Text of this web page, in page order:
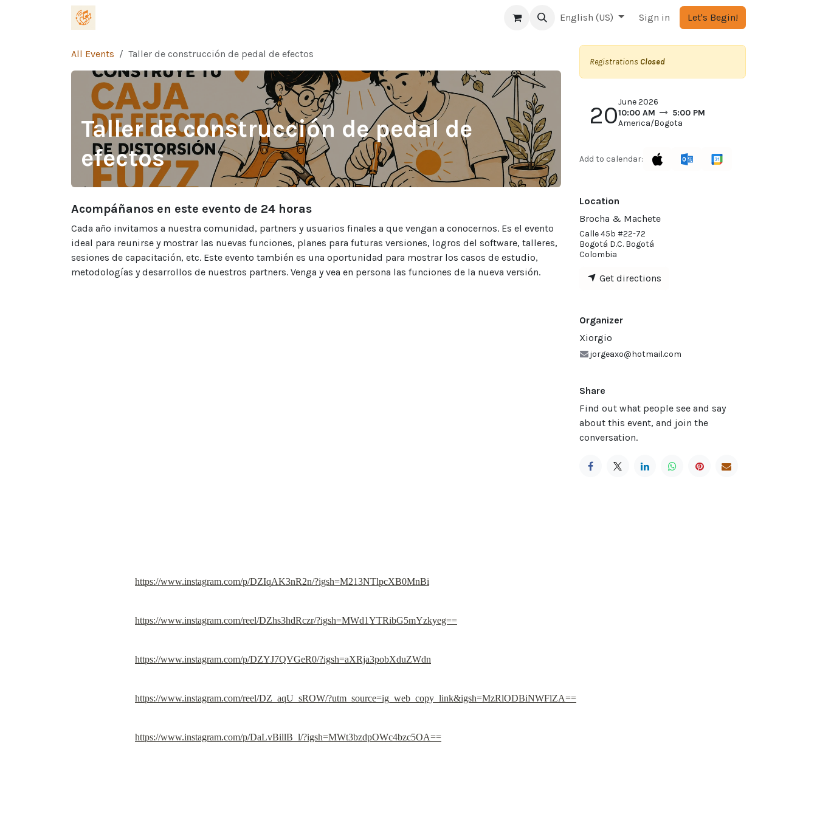
English (US) Sign in Let's Begin!
All Events Taller de construcción de pedal de efectos
Taller de construcción de pedal de
efectos
Acompáñanos en este evento de 24 horas
Cada año invitamos a nuestra comunidad, partners y usuarios finales a que vengan a conocernos. Es el evento
ideal para reunirse y mostrar las nuevas funciones, planes para futuras versiones, logros del software, talleres,
sesiones de capacitación, etc. Este evento también es una oportunidad para mostrar los casos de estudio,
metodologías y desarrollos de nuestros partners. Venga y vea en persona las funciones de la nueva versión.
Registrations Closed
20June 2026
10:00 AM
5:00 PM
America/Bogota
Add to calendar:
Location
Brocha & Machete
Calle 45b #22-72
Bogotá D.C. Bogotá
Colombia
Get directions
Organizer
Xiorgio
jorgeaxo@hotmail.com
Share
Find out what people see and say
about this event, and join the
conversation.